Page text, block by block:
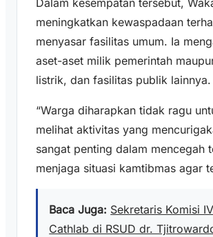
Dalam kesempatan tersebut,
meningkatkan kewaspadaan
menyasar fasilitas umum. Ia
aset-aset milik pemerintah
listrik, dan fasilitas publik lainnya.
“Warga diharapkan tidak ragu
melihat aktivitas yang
sangat penting dalam mencegah
menjaga situasi kamtibmas agar
Baca Juga: Sekretaris Komisi
Cathlab di RSUD dr.